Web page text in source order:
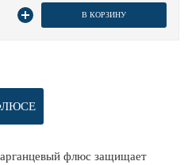
В КОРЗИНУ
флюс защищает